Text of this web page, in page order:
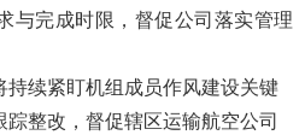
与完成时限，督促公司落实管理
续紧盯机组成员作风建设关键
整改，督促辖区运输航空公司